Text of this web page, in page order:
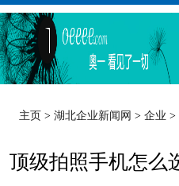
主页 >湖北企业新闻网 >企业 >
顶级拍照手机怎么